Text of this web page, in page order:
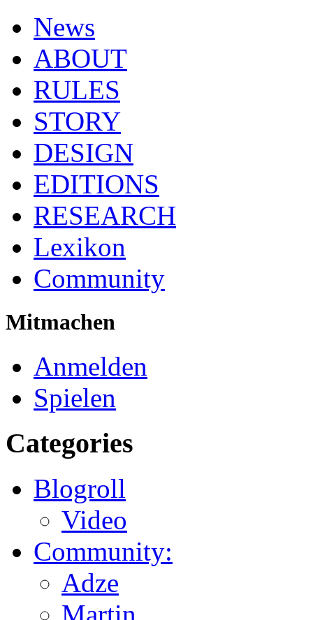
News
ABOUT
RULES
STORY
DESIGN
EDITIONS
RESEARCH
Lexikon
Community
Mitmachen
Anmelden
Spielen
Categories
Blogroll
Video
Community:
Adze
Martin